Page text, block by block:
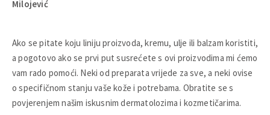
Milojević
Ako se pitate koju liniju proizvoda, kremu, ulje ili balzam koristiti,
a pogotovo ako se prvi put susrećete s ovi proizvodima mi ćemo
vam rado pomoći. Neki od preparata vrijede za sve, a neki ovise
o specifičnom stanju vaše kože i potrebama. Obratite se s
povjerenjem našim iskusnim dermatolozima i kozmetičarima.